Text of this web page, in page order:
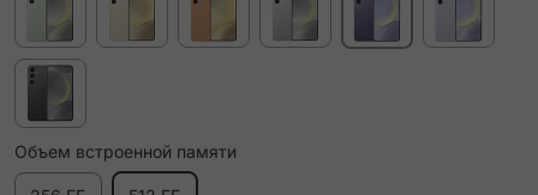
Объем встроенной памяти